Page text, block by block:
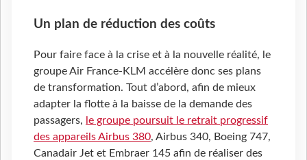
Un plan de réduction des coûts
Pour faire face à la crise et à la nouvelle réalité, le
groupe Air France-KLM accélère donc ses plans
de transformation. Tout d’abord, afin de mieux
adapter la flotte à la baisse de la demande des
passagers, le groupe poursuit le retrait progressif
des appareils Airbus 380, Airbus 340, Boeing 747,
Canadair Jet et Embraer 145 afin de réaliser des